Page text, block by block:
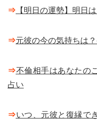
⇒ 【明日の運勢】明日
⇒元彼の今の気持ちは
⇒不倫相手はあなたの
占い
⇒いつ、元彼と復縁で